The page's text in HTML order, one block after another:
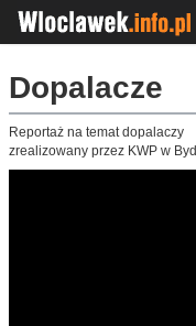
Dopalacze
Reportaż na temat dopalaczy
zrealizowany przez KWP w